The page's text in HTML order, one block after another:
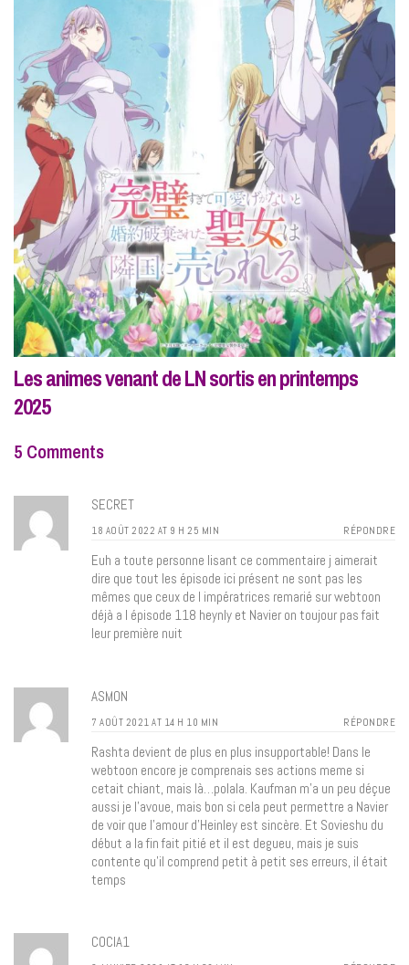
Les animes venant de LN sortis en printemps
2025
5 Comments
SECRET
18 AOÛT 2022 AT 9 H 25 MIN RÉPONDRE
Euh a toute personne lisant ce commentaire j aimerait
dire que tout les épisode ici présent ne sont pas les
mêmes que ceux de l impératrices remarié sur webtoon
déjà a l épisode 118 heynly et Navier on toujour pas fait
leur première nuit
ASMON
7 AOÛT 2021 AT 14 H 10 MIN RÉPONDRE
Rashta devient de plus en plus insupportable! Dans le
webtoon encore je comprenais ses actions meme si
cetait chiant, mais là…polala. Kaufman m’a un peu déçue
aussi je l’avoue, mais bon si cela peut permettre a Navier
de voir que l’amour d’Heinley est sincère. Et Sovieshu du
début a la fin fait pitié et il est degueu, mais je suis
contente qu’il comprend petit à petit ses erreurs, il était
temps
COCIA1